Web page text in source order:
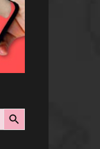
Search Button